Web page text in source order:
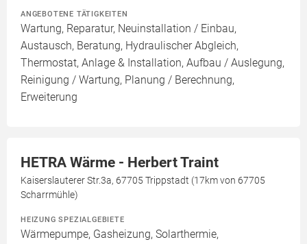
ANGEBOTENE TÄTIGKEITEN
Wartung, Reparatur, Neuinstallation / Einbau,
Austausch, Beratung, Hydraulischer Abgleich,
Thermostat, Anlage & Installation, Aufbau / Auslegung,
Reinigung / Wartung, Planung / Berechnung,
Erweiterung
HETRA Wärme - Herbert Traint
Kaiserslauterer Str.3a, 67705 Trippstadt (17km von 67705
Scharrmühle)
HEIZUNG SPEZIALGEBIETE
Wärmepumpe, Gasheizung, Solarthermie,